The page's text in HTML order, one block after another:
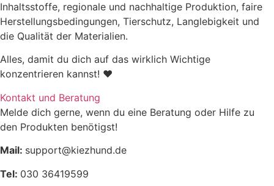
hier
Inhaltsstoffe, regionale und nachhaltige Produktion, faire
Herstellungsbedingungen, Tierschutz, Langlebigkeit und
die Qualität der Materialien.
Alles, damit du dich auf das wirklich Wichtige
konzentrieren kannst! ♥
Kontakt und Beratung
Melde dich gerne, wenn du eine Beratung oder Hilfe zu
den Produkten benötigst!
Mail: support@kiezhund.de
Tel: 030 36419599